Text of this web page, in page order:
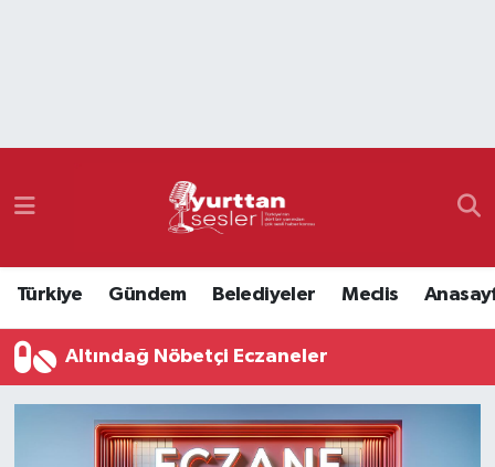
Türkiye Gündem Belediyeler Meclis
Altındağ Nöbetçi Eczaneler
Namaz Vakitleri
Süper Lig Puan Durumu ve Fikstür
Tüm Manşetler
Son Dakika Haberleri